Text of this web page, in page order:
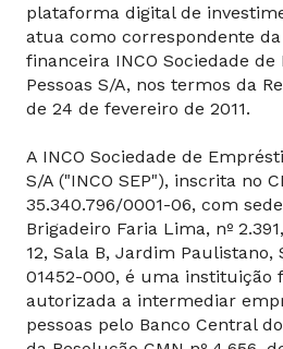
plataforma digital de
atua como correspondente
financeira INCO Sociedade
Pessoas S/A, nos termos da
de 24 de fevereiro de 2011.
A INCO Sociedade de
S/A ("INCO SEP"), inscrita no
35.340.796/0001-06, com
Brigadeiro Faria Lima, nº
12, Sala B, Jardim Paulistano,
01452-000, é uma instituição
autorizada a intermediar
pessoas pelo Banco Central